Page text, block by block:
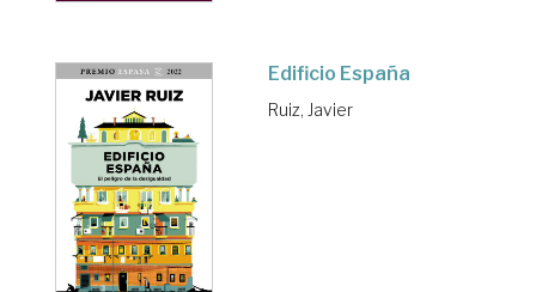
Edificio España
Ruiz, Javier